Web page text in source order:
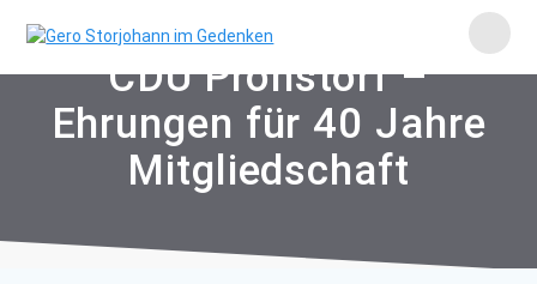
to
CDU Pronstorf –
Ehrungen für 40 Jahre
Mitgliedschaft